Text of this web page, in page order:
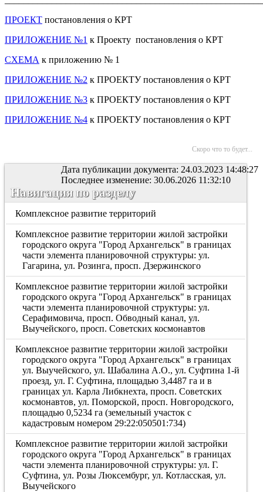
ПРОЕКТ постановления о КРТ
ПРИЛОЖЕНИЕ №1 к Проекту постановления о КРТ
СХЕМА к приложению № 1
ПРИЛОЖЕНИЕ №2 к ПРОЕКТУ постановления о КРТ
ПРИЛОЖЕНИЕ №3 к ПРОЕКТУ постановления о КРТ
ПРИЛОЖЕНИЕ №4 к ПРОЕКТУ постановления о КРТ
Скоро что то будет...
Дата публикации документа: 24.03.2023 14:48:27
Последнее изменение: 30.06.2026 11:32:10
Навигация по разделу
Комплексное развитие территорий
Комплексное развитие территории жилой застройки
городского округа "Город Архангельск" в границах
части элемента планировочной структуры: ул.
Гагарина, ул. Розинга, просп. Дзержинского
Комплексное развитие территории жилой застройки
городского округа "Город Архангельск" в границах
части элемента планировочной структуры: ул.
Серафимовича, просп. Обводный канал, ул.
Выучейского, просп. Советских космонавтов
Комплексное развитие территории жилой застройки
городского округа "Город Архангельск" в границах
ул. Выучейского, ул. Шабалина А.О., ул. Суфтина 1-й
проезд, ул. Г. Суфтина, площадью 3,4487 га и в
границах ул. Карла Либкнехта, просп. Советских
космонавтов, ул. Поморской, просп. Новгородского,
площадью 0,5234 га (земельный участок с
кадастровым номером 29:22:050501:734)
Комплексное развитие территории жилой застройки
городского округа "Город Архангельск" в границах
части элемента планировочной структуры: ул. Г.
Суфтина, ул. Розы Люксембург, ул. Котласская, ул.
Выучейского